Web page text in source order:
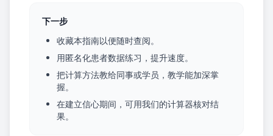
下一步
收藏本指南以便随时查阅。
用匿名化患者数据练习，提升速度。
把计算方法教给同事或学员，教学能加深掌
握。
在建立信心期间，可用我们的计算器核对结
果。